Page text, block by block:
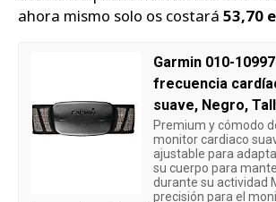
ahora mismo solo os costará 53,70
Garmin 010-
frecuencia
suave, Negro,
Premium y cómodo
monitor cardiaco
ajustable para
su cuerpo para
durante su actividad
precisión para el